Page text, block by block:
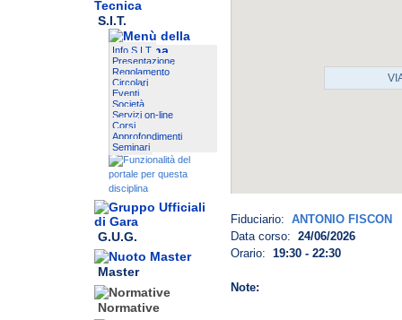
S.I.T.
Info S.I.T.
Presentazione
Regolamento
Circolari
Eventi
Società
Servizi on-line
Corsi
Approfondimenti
Seminari
G.U.G.
Master
Normative
Fiduciario: ANTONIO FISCON
Data corso: 24/06/2026
Orario: 19:30 - 22:30
Note: